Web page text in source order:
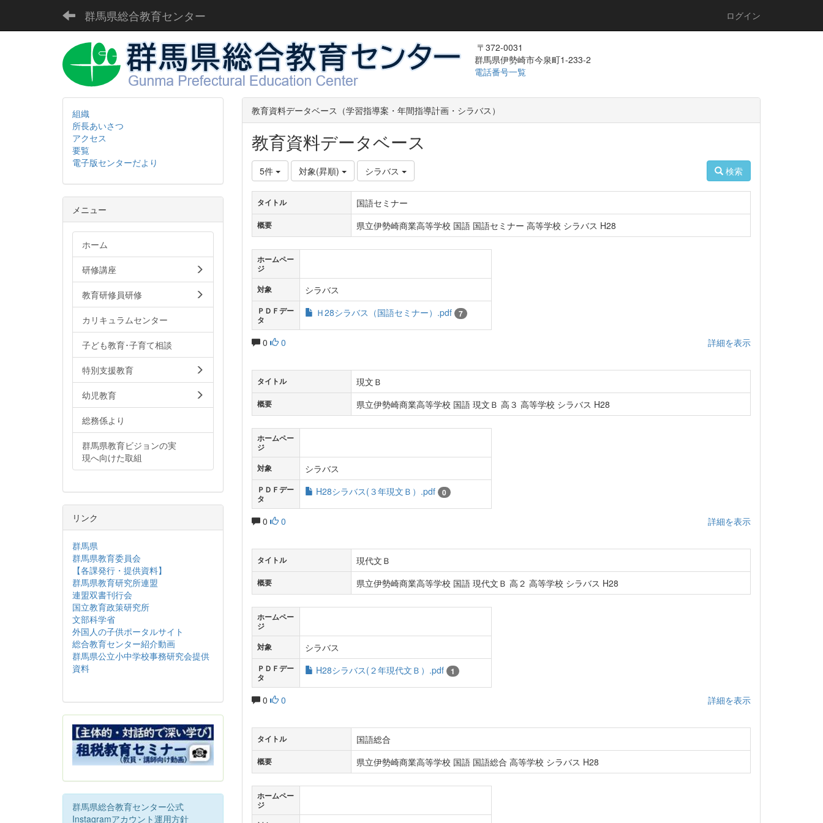
群馬県総合教育センター ログイン
〒372-0031
群馬県伊勢崎市今泉町1-233-2
電話番号一覧
教育資料データベース（学習指導案・年間指導計画・シラバス）
教育資料データベース
5件 対象(昇順) シラバス 検索
タイトル 国語セミナー
概要 県立伊勢崎商業高等学校 国語 国語セミナー 高等学校 シラバス H28
ホームペー
ジ
対象
シラバス
ＰＤＦデー
タ
Ｈ28シラバス（国語セミナー）.pdf 7
0 0 詳細を表示
タイトル 現文Ｂ
概要 県立伊勢崎商業高等学校 国語 現文Ｂ 高３ 高等学校 シラバス H28
ホームペー
ジ
対象
シラバス
ＰＤＦデー
タ
H28シラバス(３年現文Ｂ）.pdf 0
0 0 詳細を表示
タイトル 現代文Ｂ
概要 県立伊勢崎商業高等学校 国語 現代文Ｂ 高２ 高等学校 シラバス H28
ホームペー
ジ
対象
シラバス
ＰＤＦデー
タ
H28シラバス(２年現代文Ｂ）.pdf 1
0 0 詳細を表示
タイトル 国語総合
概要 県立伊勢崎商業高等学校 国語 国語総合 高等学校 シラバス H28
ホームペー
ジ
組織
所長あいさつ
アクセス
要覧
電子版センターだより
メニュー
ホーム
研修講座
教育研修員研修
カリキュラムセンター
子ども教育･子育て相談
特別支援教育
幼児教育
総務係より
群馬県教育ビジョンの実
現へ向けた取組
リンク
群馬県
群馬県教育委員会
【各課発行・提供資料】
群馬県教育研究所連盟
連盟双書刊行会
国立教育政策研究所
文部科学省
外国人の子供ポータルサイト
総合教育センター紹介動画
群馬県公立小中学校事務研究会提供
資料
群馬県総合教育センター公式
Instagramアカウント運用方針